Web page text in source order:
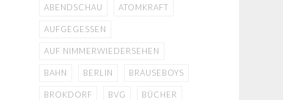
ABENDSCHAU ATOMKRAFT
AUFGEGESSEN
AUF NIMMERWIEDERSEHEN
BAHN BERLIN BRAUSEBOYS
BROKDORF BVG BÜCHER